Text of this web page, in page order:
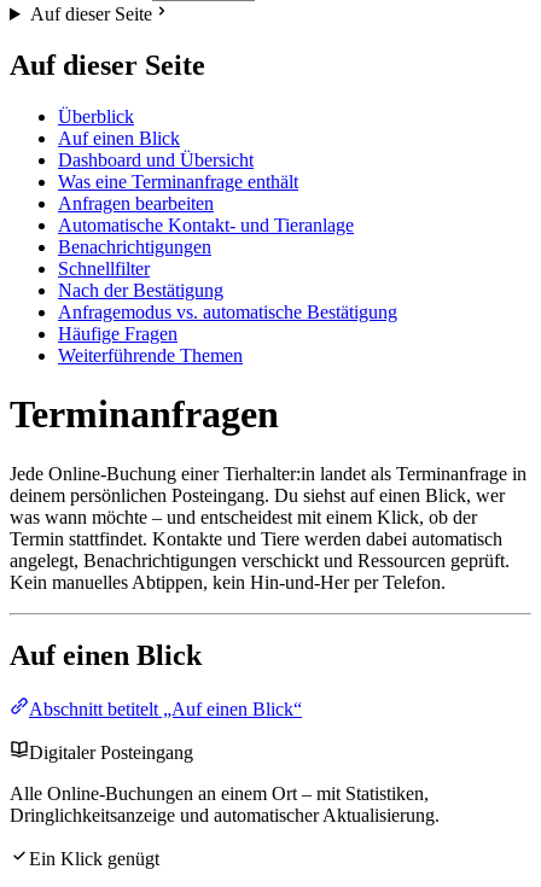
Auf dieser Seite
Auf dieser Seite
Überblick
Auf einen Blick
Dashboard und Übersicht
Was eine Terminanfrage enthält
Anfragen bearbeiten
Automatische Kontakt- und Tieranlage
Benachrichtigungen
Schnellfilter
Nach der Bestätigung
Anfragemodus vs. automatische Bestätigung
Häufige Fragen
Weiterführende Themen
Terminanfragen
Jede Online-Buchung einer Tierhalter:in landet als Terminanfrage in
deinem persönlichen Posteingang. Du siehst auf einen Blick, wer
was wann möchte – und entscheidest mit einem Klick, ob der
Termin stattfindet. Kontakte und Tiere werden dabei automatisch
angelegt, Benachrichtigungen verschickt und Ressourcen geprüft.
Kein manuelles Abtippen, kein Hin-und-Her per Telefon.
Auf einen Blick
Abschnitt betitelt „Auf einen Blick“
Digitaler Posteingang
Alle Online-Buchungen an einem Ort – mit Statistiken,
Dringlichkeitsanzeige und automatischer Aktualisierung.
Ein Klick genügt